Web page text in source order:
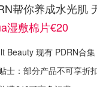
帮你养成水光肌
湿敷棉片€20
Beauty 现有 PDRN合
士：部分产品不可享折